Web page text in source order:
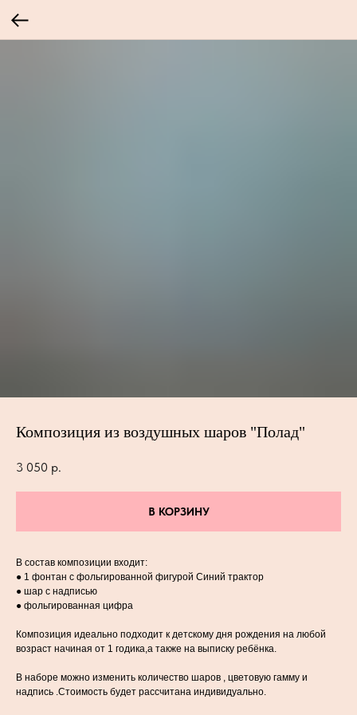
Композиция из воздушных шаров "Полад"
3 050 р.
В КОРЗИНУ
В состав композиции входит:
● 1 фонтан с фольгированной фигурой Синий трактор
● шар с надписью
● фольгированная цифра
Композиция идеально подходит к детскому дня рождения на любой
возраст начиная от 1 годика,а также на выписку ребёнка.
В наборе можно изменить количество шаров , цветовую гамму и
надпись .Стоимость будет рассчитана индивидуально.